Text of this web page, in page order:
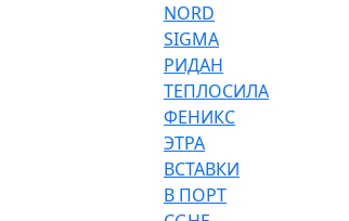
NORD
SIGMA
РИДАН
ТЕПЛОСИЛА
ФЕНИКС
ЭТРА
ВСТАВКИ
В ПОРТ